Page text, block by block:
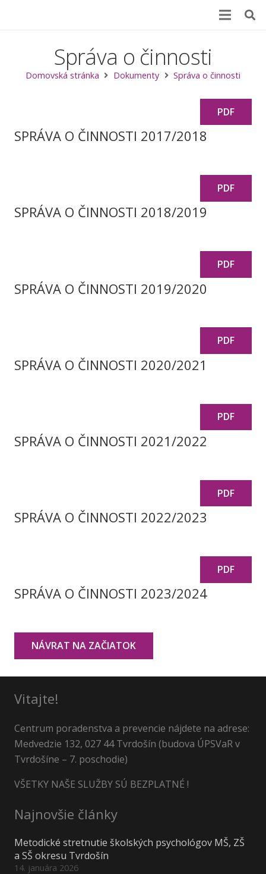
Správa o činnosti
Domovská stránka Dokumenty Správa o činnosti
PDF
SPRÁVA O ČINNOSTI 2017/2018
PDF
SPRÁVA O ČINNOSTI 2018/2019
PDF
SPRÁVA O ČINNOSTI 2019/2020
PDF
SPRÁVA O ČINNOSTI 2020/2021
PDF
SPRÁVA O ČINNOSTI 2021/2022
PDF
SPRÁVA O ČINNOSTI 2022/2023
PDF
SPRÁVA O ČINNOSTI 2023/2024
NÁVRAT NA ZAČIATOK
Vitajte!
Centrum poradenstva a prevencie nájdete na adrese:
Medvedzie 132, 027 44 Tvrdošín (budova ÚPSVaR v
Tvrdošíne – 7. poschodie)
VŠETKY NAŠE SLUŽBY SÚ BEZPLATNÉ !
Najnovšie články
Metodické stretnutie školských psychológov MŠ, ZŠ
a SŠ okresu Tvrdošín
14. januára 2026